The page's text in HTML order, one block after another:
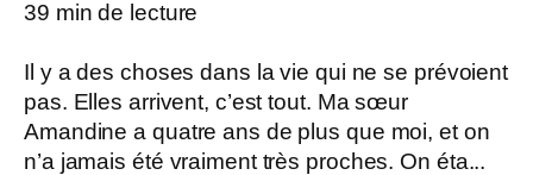
39 min de lecture
Il y a des choses dans la vie qui ne se prévoient
pas. Elles arrivent, c’est tout. Ma sœur
Amandine a quatre ans de plus que moi, et on
n’a jamais été vraiment très proches. On éta...